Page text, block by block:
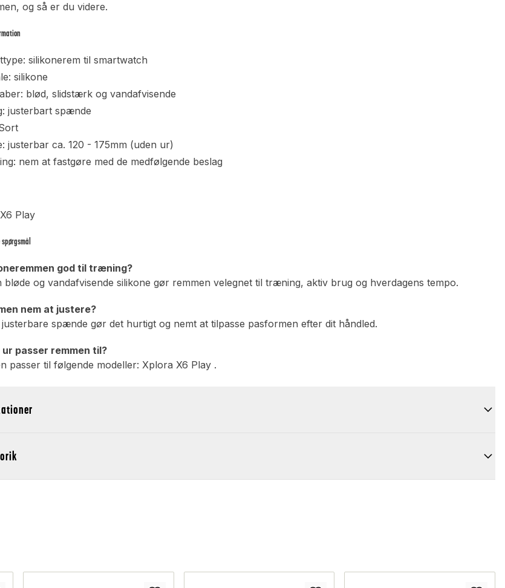
og så er du videre.
silikonerem til smartwatch
silikone
blød, slidstærk og vandafvisende
justerbart spænde
justerbar ca. 120 - 175mm (uden ur)
nem at fastgøre med de medfølgende beslag
Play
god til træning?
bløde og vandafvisende silikone gør remmen velegnet til træning, aktiv brug og hverdagens tempo.
nem at justere?
spænde gør det hurtigt og nemt at tilpasse pasformen efter dit håndled.
passer remmen til?
passer til følgende modeller: Xplora X6 Play .